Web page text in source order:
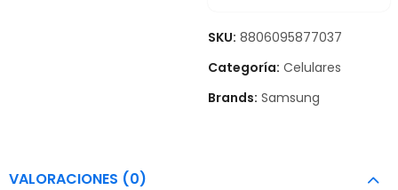
SKU: 8806095877037
Categoría: Celulares
Brands: Samsung
VALORACIONES (0)